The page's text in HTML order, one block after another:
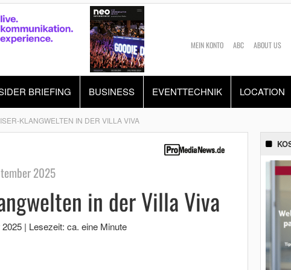
MEIN KONTO ABC ABOUT US
BRIEFING BUSINESS EVENTTECHNIK LOCATION
KLANGWELTEN IN DER VILLA VIVA
2025
in der Villa Viva
| Lesezeit: ca. eine Minute